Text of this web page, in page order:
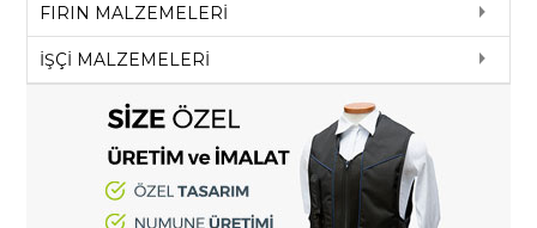
FIRIN MALZEMELERİ
İŞÇİ MALZEMELERİ